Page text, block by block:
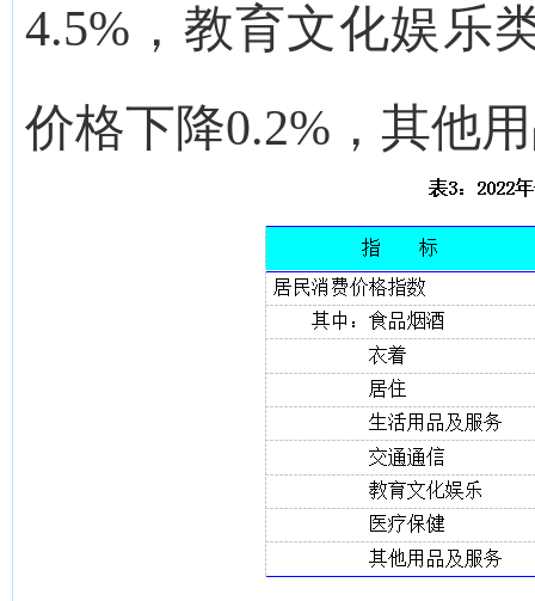
4.5%，教育文化娱乐
价格下降0.2%，其他